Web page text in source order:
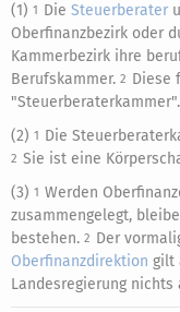
(1) 1 Die Steuerberater
Oberfinanzbezirk oder
Kammerbezirk ihre
Berufskammer. 2 Diese
"Steuerberaterkammer".
(2) 1 Die
2 Sie ist eine
(3) 1 Werden
zusammengelegt,
bestehen. 2 Der
Oberfinanzdirektion gilt
Landesregierung